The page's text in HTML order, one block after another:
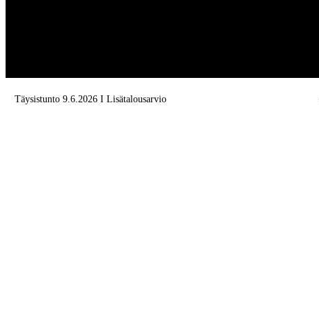
Täysistunto 9.6.2026 I Lisätalousarvio